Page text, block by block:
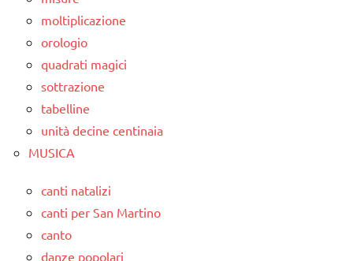
moltiplicazione
orologio
quadrati magici
sottrazione
tabelline
unità decine centinaia
MUSICA
canti natalizi
canti per San Martino
canto
danze popolari